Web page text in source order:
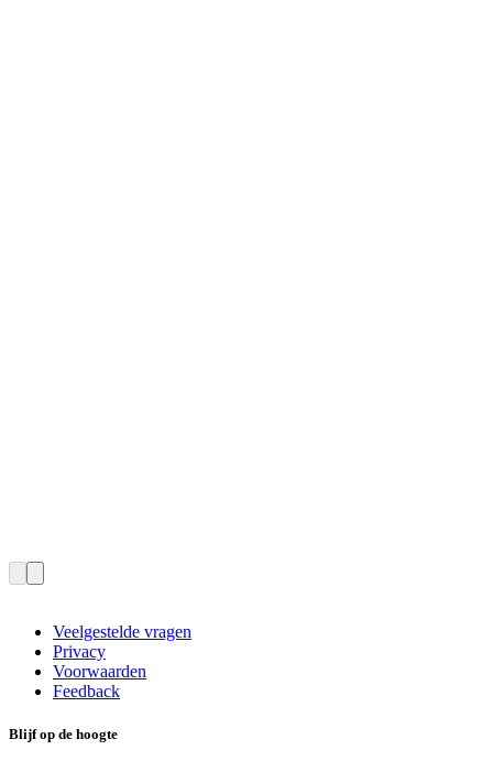
Veelgestelde vragen
Privacy
Voorwaarden
Feedback
Blijf op de hoogte